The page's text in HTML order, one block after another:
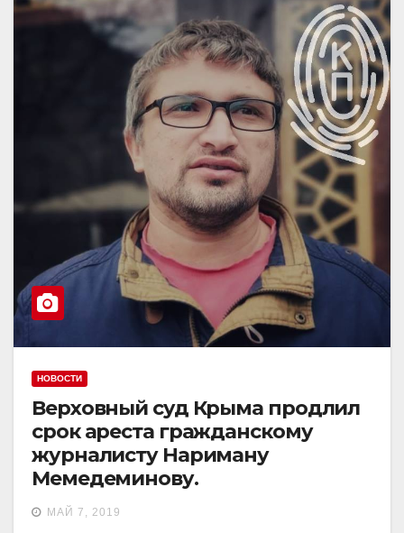
НОВОСТИ
Верховный суд Крыма продлил
срок ареста гражданскому
журналисту Нариману
Мемедеминову.
МАЙ 7, 2019